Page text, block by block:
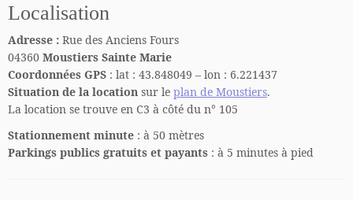
Localisation
Adresse : Rue des Anciens Fours
04360 Moustiers Sainte Marie
Coordonnées GPS : lat : 43.848049 – lon : 6.221437
Situation de la location sur le plan de Moustiers.
La location se trouve en C3 à côté du n° 105
Stationnement minute : à 50 mètres
Parkings publics gratuits et payants : à 5 minutes à pied